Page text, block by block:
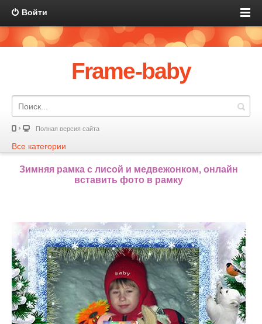
Войти
Frame-baby
Полная версия сайта
Все категории
Зимняя рамка с лисой и медвежонком, онлайн
вставить фото в рамку